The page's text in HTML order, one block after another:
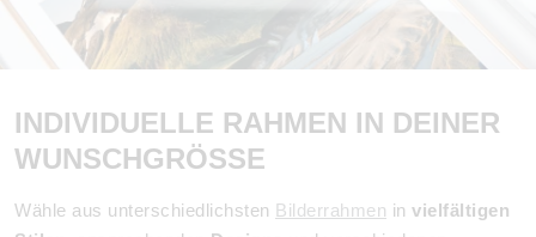
INDIVIDUELLE RAHMEN IN DEINER
WUNSCHGRÖSSE
Wähle aus unterschiedlichsten Bilderrahmen in vielfältigen